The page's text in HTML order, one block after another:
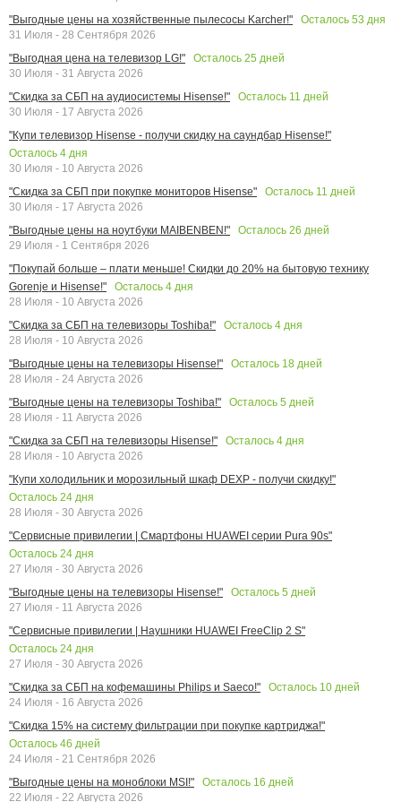
"Выгодные цены на хозяйственные пылесосы Karcher!"
Осталось 53 дня
31 Июля - 28 Сентября 2026
"Выгодная цена на телевизор LG!"
Осталось 25 дней
30 Июля - 31 Августа 2026
"Скидка за СБП на аудиосистемы Hisense!"
Осталось 11 дней
30 Июля - 17 Августа 2026
"Купи телевизор Hisense - получи скидку на саундбар Hisense!"
Осталось 4 дня
30 Июля - 10 Августа 2026
"Скидка за СБП при покупке мониторов Hisense"
Осталось 11 дней
30 Июля - 17 Августа 2026
"Выгодные цены на ноутбуки MAIBENBEN!"
Осталось 26 дней
29 Июля - 1 Сентября 2026
"Покупай больше – плати меньше! Скидки до 20% на бытовую технику
Gorenje и Hisense!"
Осталось 4 дня
28 Июля - 10 Августа 2026
"Скидка за СБП на телевизоры Toshiba!"
Осталось 4 дня
28 Июля - 10 Августа 2026
"Выгодные цены на телевизоры Hisense!"
Осталось 18 дней
28 Июля - 24 Августа 2026
"Выгодные цены на телевизоры Toshiba!"
Осталось 5 дней
28 Июля - 11 Августа 2026
"Скидка за СБП на телевизоры Hisense!"
Осталось 4 дня
28 Июля - 10 Августа 2026
"Купи холодильник и морозильный шкаф DEXP - получи скидку!"
Осталось 24 дня
28 Июля - 30 Августа 2026
"Сервисные привилегии | Смартфоны HUAWEI серии Pura 90s"
Осталось 24 дня
27 Июля - 30 Августа 2026
"Выгодные цены на телевизоры Hisense!"
Осталось 5 дней
27 Июля - 11 Августа 2026
"Сервисные привилегии | Наушники HUAWEI FreeClip 2 S"
Осталось 24 дня
27 Июля - 30 Августа 2026
"Скидка за СБП на кофемашины Philips и Saeco!"
Осталось 10 дней
24 Июля - 16 Августа 2026
"Скидка 15% на систему фильтрации при покупке картриджа!"
Осталось 46 дней
24 Июля - 21 Сентября 2026
"Выгодные цены на моноблоки MSI!"
Осталось 16 дней
22 Июля - 22 Августа 2026